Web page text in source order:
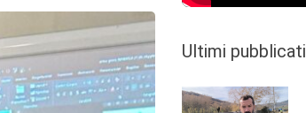
Ultimi pubblicati